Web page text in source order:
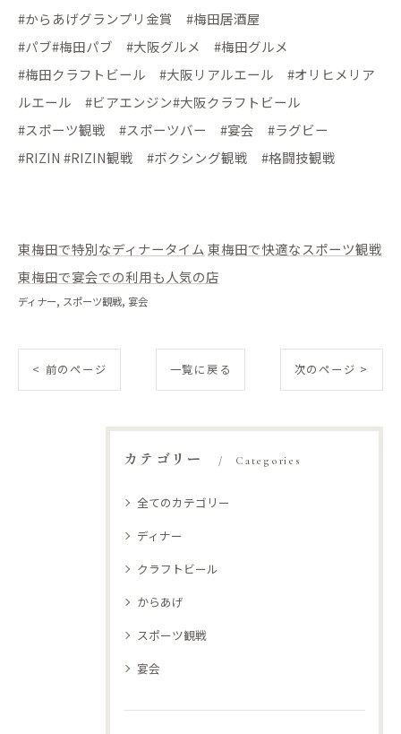
#からあげグランプリ金賞 #梅田居酒屋
#パブ#梅田パブ #大阪グルメ #梅田グルメ
#梅田クラフトビール #大阪リアルエール #オリヒメリア
ルエール #ビアエンジン#大阪クラフトビール
#スポーツ観戦 #スポーツバー #宴会 #ラグビー
#RIZIN #RIZIN観戦 #ボクシング観戦 #格闘技観戦
東梅田で特別なディナータイム 東梅田で快適なスポーツ観戦
東梅田で宴会での利用も人気の店
ディナー スポーツ観戦 宴会
< 前のページ 一覧に戻る 次のページ >
カテゴリー Categories
全てのカテゴリー
ディナー
クラフトビール
からあげ
スポーツ観戦
宴会